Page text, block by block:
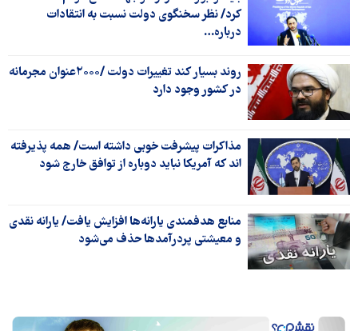
کرد/ نظر سخنگوی دولت نسبت به انتقادات
درباره…
روند بسیار کند تغییرات دولت /۲۰۰۰عنوان مجرمانه
در کشور وجود دارد
مذاکرات پیشرفت‌ خوبی داشته است/ همه پذیرفته
اند که آمریکا نباید دوباره از توافق خارج شود
منابع هدفمندی یارانه‌ها افزایش یافت/ یارانه نقدی
و معیشتی پردرآمدها حذف می‌شود